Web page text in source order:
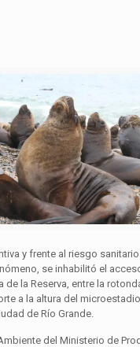
y frente al riesgo
se inhabilitó el
de la Reserva, entre la
a la altura del
de Río Grande.
del Ministerio de